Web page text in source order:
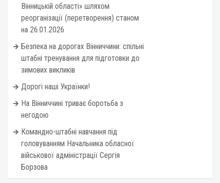
Вінницькій області» шляхом
реорганізації (перетворення) станом
на 26.01.2026
Безпека на дорогах Вінниччини: спільні
штабні тренування для підготовки до
зимових викликів
Дорогі наші Українки!
На Вінниччині триває боротьба з
негодою
Командно-штабні навчання під
головуванням Начальника обласної
військової адміністрації Сергія
Борзова